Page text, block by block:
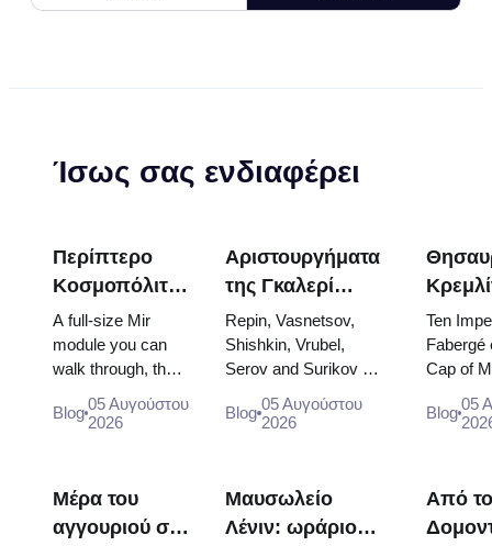
Ίσως σας ενδιαφέρει
Περίπτερο
Κοσμοπόλιταν
(Kosmos
Pavilion) στην
VDNKh: Στη
μεγαλύτερη
έκθεση
της Ρωσίας
A full-size Mir
module you can
walk through, the
model, scorched
flight...
Blog05 Αυγούστου
2026
Αριστουργήματα
της Γκαλερί
Τρετιακόφ: Οι
Πίνακες που
Αξίζει να
Προγραμματίσετε
Γύρω τους
Repin, Vasnetsov,
Shishkin, Vrubel,
Serov and Surikov —
people, where they
Blog 05 Αυγούστου
2026
Αυγά
Στέψης
Ten
Fabergé
Cap of
of two
Blog05
Μέρα του
αγγουριού στο
Μαυσωλείο
Λένιν: ωράριο
Από το